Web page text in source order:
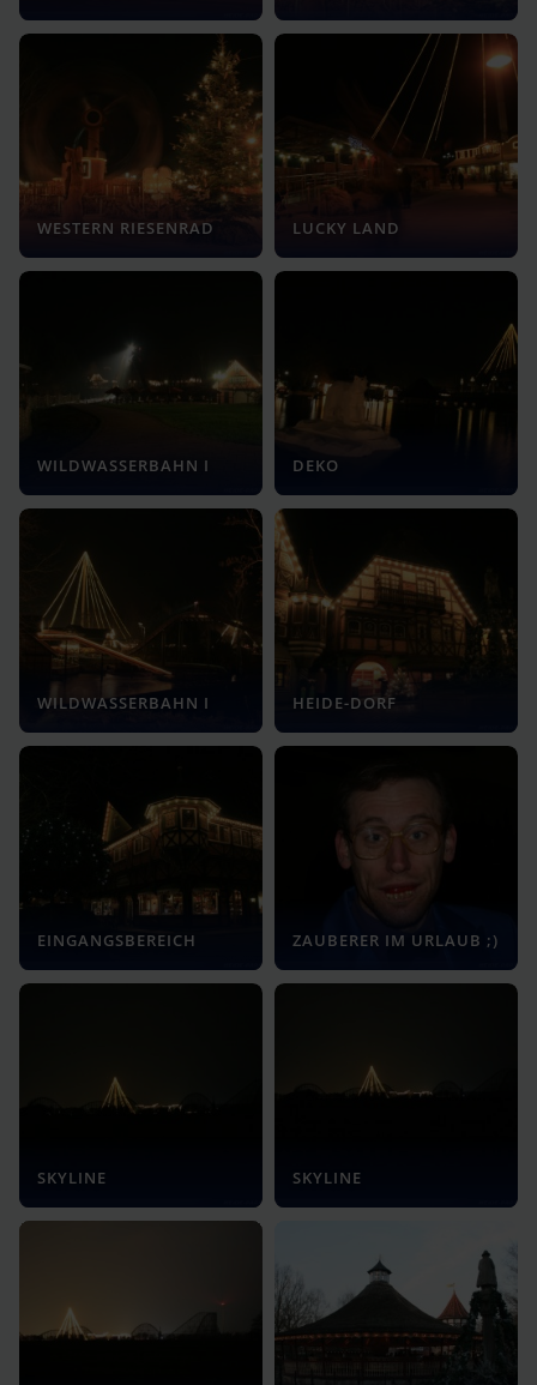
WESTERN RIESENRAD LUCKY LAND
WILDWASSERBAHN I DEKO
WILDWASSERBAHN I HEIDE-DORF
EINGANGSBEREICH ZAUBERER IM URLAUB ;)
SKYLINE SKYLINE